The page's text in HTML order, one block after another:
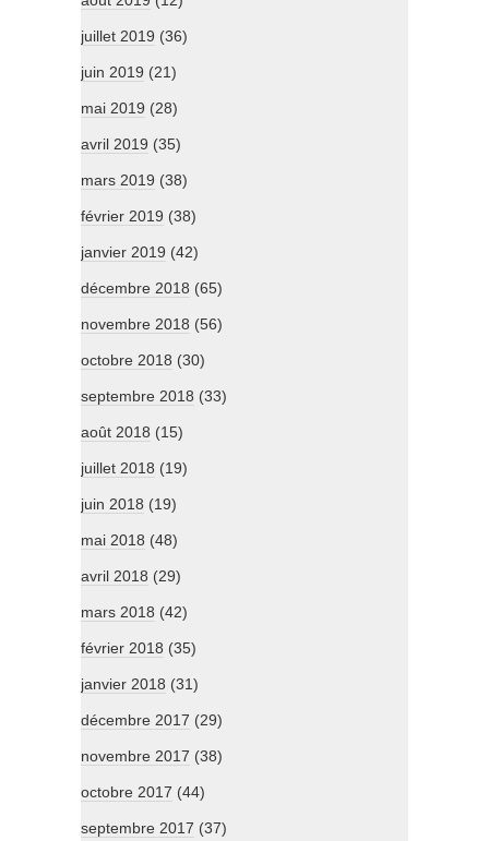
juillet 2019 (36)
juin 2019 (21)
mai 2019 (28)
avril 2019 (35)
mars 2019 (38)
février 2019 (38)
janvier 2019 (42)
décembre 2018 (65)
novembre 2018 (56)
octobre 2018 (30)
septembre 2018 (33)
août 2018 (15)
juillet 2018 (19)
juin 2018 (19)
mai 2018 (48)
avril 2018 (29)
mars 2018 (42)
février 2018 (35)
janvier 2018 (31)
décembre 2017 (29)
novembre 2017 (38)
octobre 2017 (44)
septembre 2017 (37)